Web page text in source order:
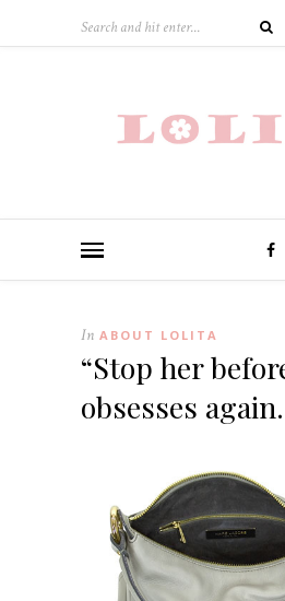
In ABOUT LOLITA
“Stop her
obsesses